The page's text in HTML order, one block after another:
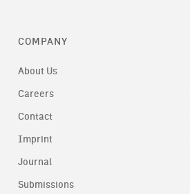
COMPANY
About Us
Careers
Contact
Imprint
Journal
Submissions